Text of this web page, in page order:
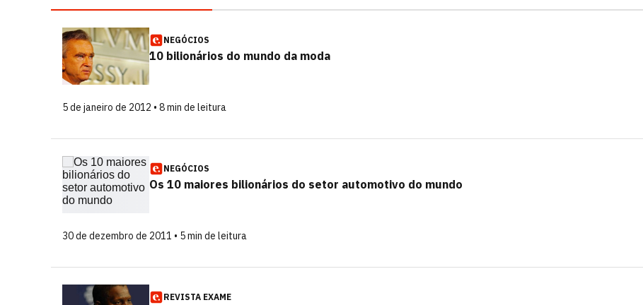
NEGÓCIOS
10 bilionários do mundo da moda
5 de janeiro de 2012 • 8 min de leitura
NEGÓCIOS
Os 10 maiores bilionários do setor automotivo do mundo
30 de dezembro de 2011 • 5 min de leitura
REVISTA EXAME